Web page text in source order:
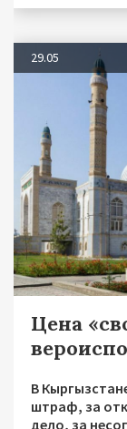
29.05
Цена
В
штраф, за
дело, за